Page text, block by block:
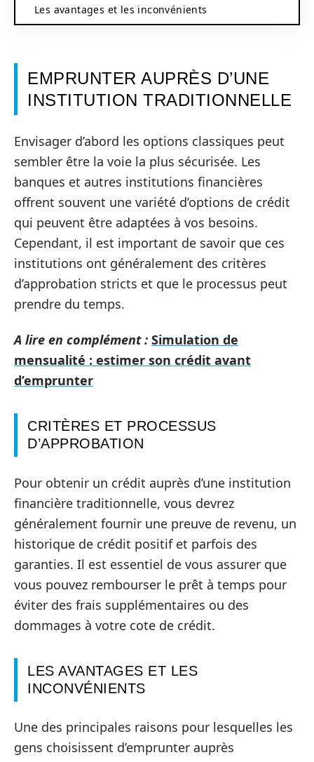
Les avantages et les inconvénients
EMPRUNTER AUPRÈS D’UNE
INSTITUTION TRADITIONNELLE
Envisager d’abord les options classiques peut
sembler être la voie la plus sécurisée. Les
banques et autres institutions financières
offrent souvent une variété d’options de crédit
qui peuvent être adaptées à vos besoins.
Cependant, il est important de savoir que ces
institutions ont généralement des critères
d’approbation stricts et que le processus peut
prendre du temps.
A lire en complément : Simulation de
mensualité : estimer son crédit avant
d’emprunter
CRITÈRES ET PROCESSUS
D’APPROBATION
Pour obtenir un crédit auprès d’une institution
financière traditionnelle, vous devrez
généralement fournir une preuve de revenu, un
historique de crédit positif et parfois des
garanties. Il est essentiel de vous assurer que
vous pouvez rembourser le prêt à temps pour
éviter des frais supplémentaires ou des
dommages à votre cote de crédit.
LES AVANTAGES ET LES
INCONVÉNIENTS
Une des principales raisons pour lesquelles les
gens choisissent d’emprunter auprès